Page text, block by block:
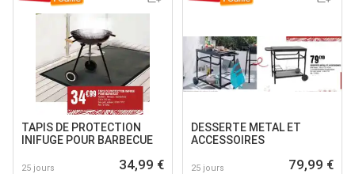
TAPIS DE PROTECTION
INIFUGE POUR BARBECUE
25 jours 34,99 €
DESSERTE METAL ET
ACCESSOIRES
25 jours 79,99 €